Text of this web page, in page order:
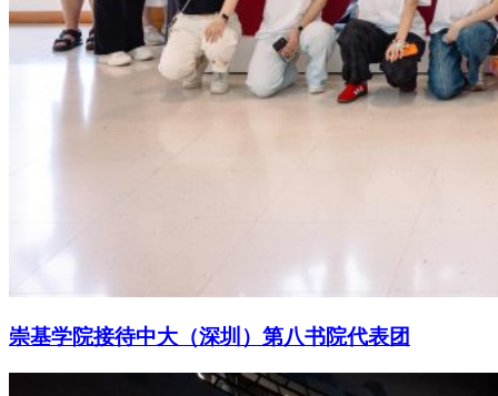
崇基学院接待中大（深圳）第八书院代表团